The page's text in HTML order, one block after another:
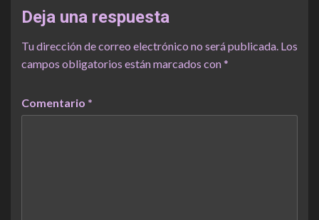
Deja una respuesta
Tu dirección de correo electrónico no será publicada. Los
campos obligatorios están marcados con*
Comentario *